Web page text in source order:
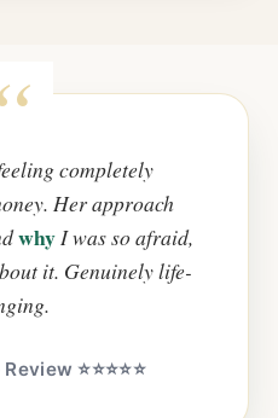
completely
Her approach
whyI was so afraid,
it. Genuinely life-
⭐⭐⭐⭐⭐